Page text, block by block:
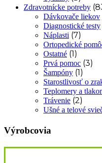
Zdravotnícke potreby
Dávkovače liekov
Diagnostické testy
Náplasti (7)
Ortopedické
Ostatné (1)
Prvá pomoc (3)
Šampóny (1)
Starostlivosť o
Teplomery a
Trávenie (2)
Ušné a telové
Výrobcovia